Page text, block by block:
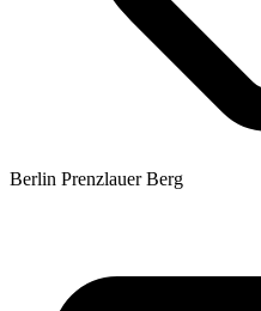
Berlin Prenzlauer Berg